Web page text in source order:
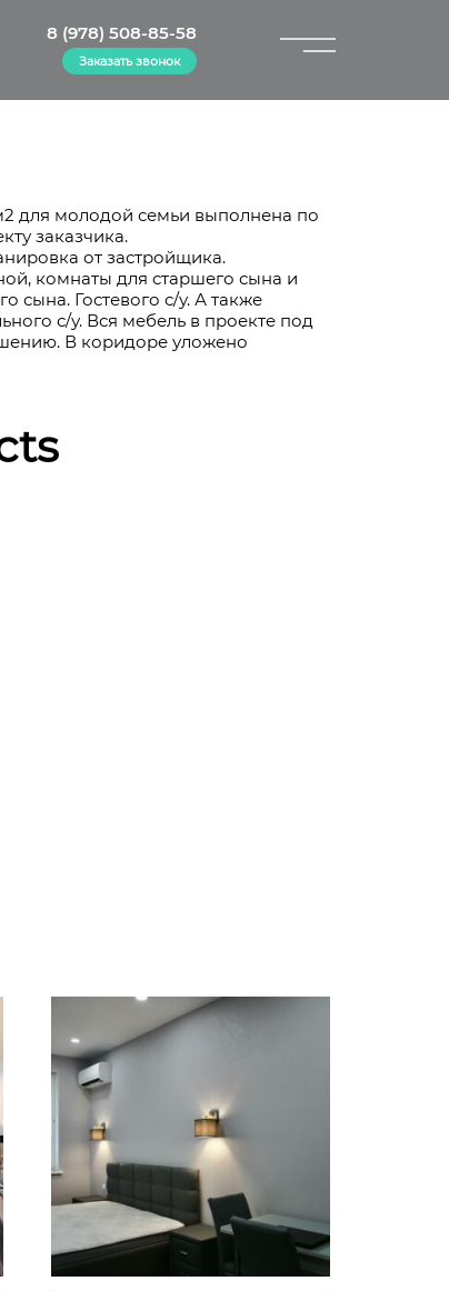
×
8 (978) 508-85-58
Заказать звонок
для молодой семьи выполнена по
заказчика.
от застройщика.
комнаты для старшего сына и
сына. Гостевого с/у. А также
с/у. Вся мебель в проекте под
В коридоре уложено